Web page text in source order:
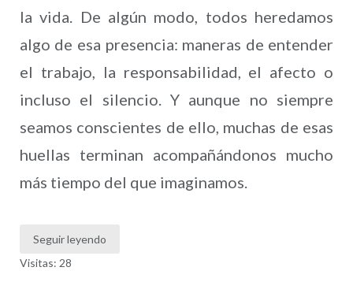
la vida. De algún modo, todos heredamos
algo de esa presencia: maneras de entender
el trabajo, la responsabilidad, el afecto o
incluso el silencio. Y aunque no siempre
seamos conscientes de ello, muchas de esas
huellas terminan acompañándonos mucho
más tiempo del que imaginamos.
Seguir leyendo
Visitas: 28